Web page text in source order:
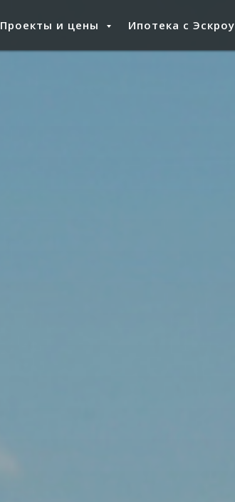
Проекты и цены Ипотека с Эскроу